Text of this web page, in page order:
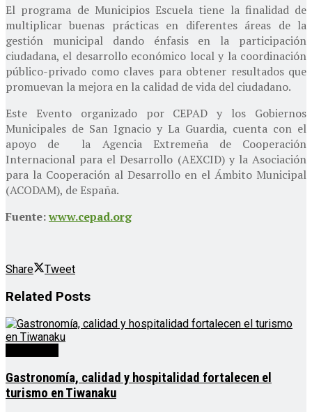
El programa de Municipios Escuela tiene la finalidad de
multiplicar buenas prácticas en diferentes áreas de la
gestión municipal dando énfasis en la participación
ciudadana, el desarrollo económico local y la coordinación
público-privado como claves para obtener resultados que
promuevan la mejora en la calidad de vida del ciudadano.
Este Evento organizado por CEPAD y los Gobiernos
Municipales de San Ignacio y La Guardia, cuenta con el
apoyo de la Agencia Extremeña de Cooperación
Internacional para el Desarrollo (AEXCID) y la Asociación
para la Cooperación al Desarrollo en el Ámbito Municipal
(ACODAM), de España.
Fuente:www.cepad.org
Share Tweet
Related Posts
Gastronomía, calidad y hospitalidad fortalecen el
turismo en Tiwanaku